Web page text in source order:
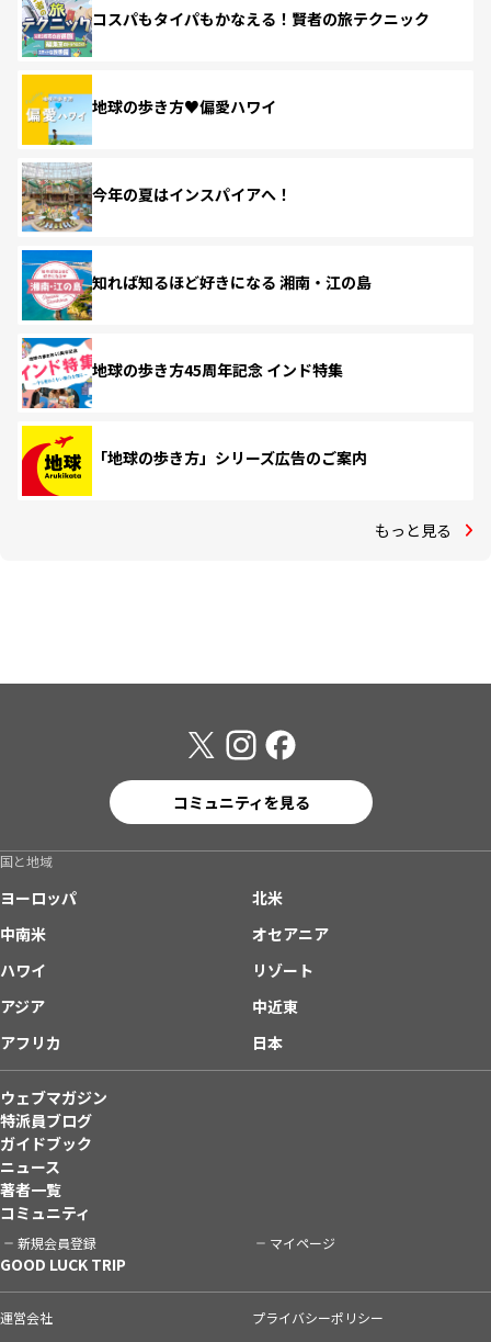
コスパもタイパもかなえる！賢者の旅テクニック
地球の歩き方♥偏愛ハワイ
今年の夏はインスパイアへ！
知れば知るほど好きになる 湘南・江の島
地球の歩き方45周年記念 インド特集
「地球の歩き方」シリーズ広告のご案内
もっと見る
コミュニティを見る
国と地域
ヨーロッパ
北米
中南米
オセアニア
ハワイ
リゾート
アジア
中近東
アフリカ
日本
ウェブマガジン
特派員ブログ
ガイドブック
ニュース
著者一覧
コミュニティ
新規会員登録 マイページ
GOOD LUCK TRIP
運営会社
プライバシーポリシー